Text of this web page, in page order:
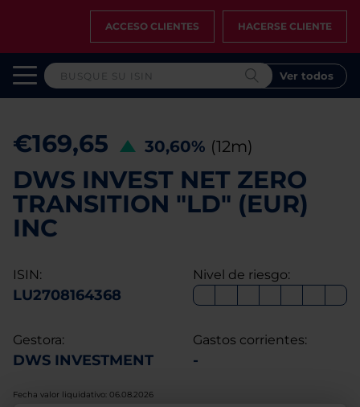
ACCESO CLIENTES HACERSE CLIENTE
Ver todos
€169,65 30,60% (12m)
DWS INVEST NET ZERO
TRANSITION "LD" (EUR)
INC
ISIN:
LU2708164368
Nivel de riesgo:
Gestora:
DWS INVESTMENT
Gastos corrientes:
-
Fecha valor liquidativo: 06.08.2026